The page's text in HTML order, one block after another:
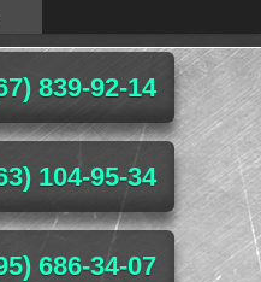
839-92-14
104-95-34
686-34-07